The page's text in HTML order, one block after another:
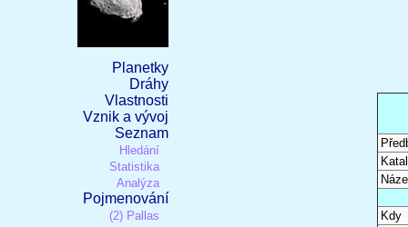
Planetky
Dráhy
Vlastnosti
Vznik a vývoj
Seznam
Hledání
Statistika
Analýza
Pojmenování
(2) Pallas
Kdy